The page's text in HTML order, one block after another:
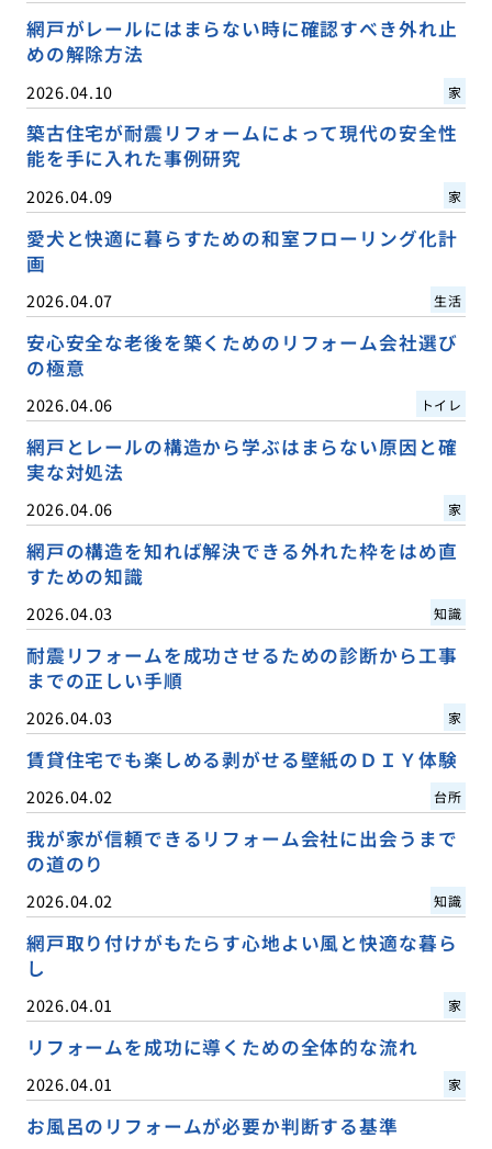
網戸がレールにはまらない時に確認すべき外れ止
めの解除方法
2026.04.10 家
築古住宅が耐震リフォームによって現代の安全性
能を手に入れた事例研究
2026.04.09 家
愛犬と快適に暮らすための和室フローリング化計
画
2026.04.07 生活
安心安全な老後を築くためのリフォーム会社選び
の極意
2026.04.06 トイレ
網戸とレールの構造から学ぶはまらない原因と確
実な対処法
2026.04.06 家
網戸の構造を知れば解決できる外れた枠をはめ直
すための知識
2026.04.03 知識
耐震リフォームを成功させるための診断から工事
までの正しい手順
2026.04.03 家
賃貸住宅でも楽しめる剥がせる壁紙のＤＩＹ体験
2026.04.02 台所
我が家が信頼できるリフォーム会社に出会うまで
の道のり
2026.04.02 知識
網戸取り付けがもたらす心地よい風と快適な暮ら
し
2026.04.01 家
リフォームを成功に導くための全体的な流れ
2026.04.01 家
お風呂のリフォームが必要か判断する基準